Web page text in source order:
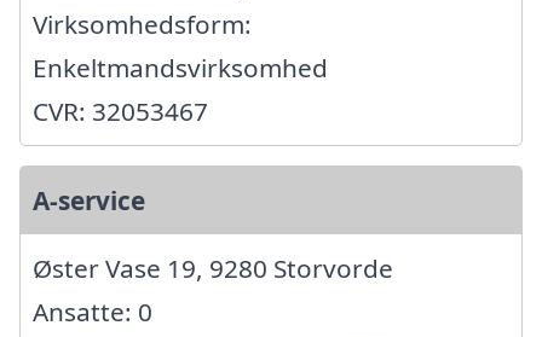
Virksomhedsform:
Enkeltmandsvirksomhed
CVR: 32053467
A-service
Øster Vase 19, 9280 Storvorde
Ansatte: 0